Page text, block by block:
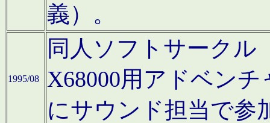
義）。
1995/08
同人ソフトサークル
X68000用アドベン
にサウンド担当で参